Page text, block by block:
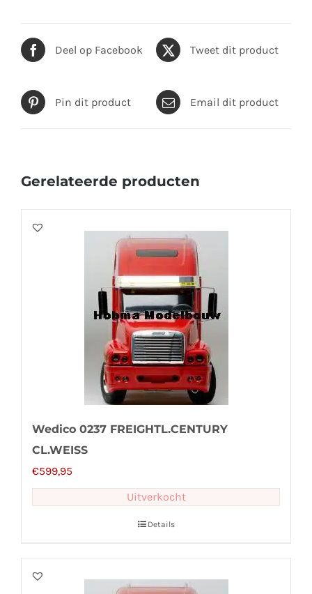
Deel op Facebook Tweet dit product
Pin dit product Email dit product
Gerelateerde producten
Wedico 0237 FREIGHTL.CENTURY
CL.WEISS
€599,95
Uitverkocht
Details